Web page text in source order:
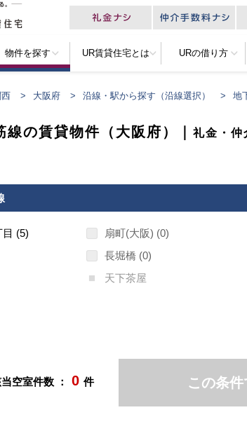
物件を探す UR賃貸住宅とは URの借り方
西 大阪府 沿線・駅から探す（沿線選択） 地
線の賃貸物件（大阪府）｜礼金・仲
5 扇町(大阪) 0
長堀橋 0
天下茶屋
空室件数 ： 0 件 この条